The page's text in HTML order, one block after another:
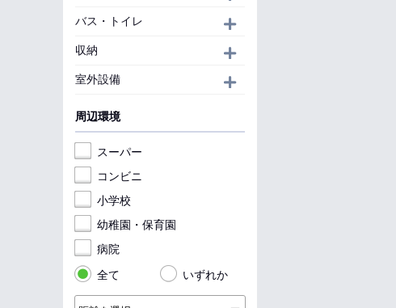
バス・トイレ
収納
室外設備
周辺環境
スーパー
コンビニ
小学校
幼稚園・保育園
病院
全て
いずれか